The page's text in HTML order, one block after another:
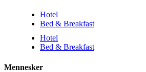
Hotel
Bed & Breakfast
Hotel
Bed & Breakfast
Mennesker